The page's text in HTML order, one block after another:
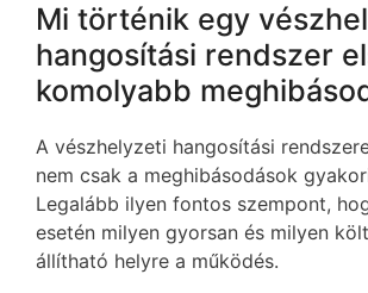
Mi történik egy
hangosítási rendszer
komolyabb
A vészhelyzeti hangosítási
nem csak a meghibásodások
Legalább ilyen fontos szempont,
esetén milyen gyorsan és milyen
állítható helyre a működés.